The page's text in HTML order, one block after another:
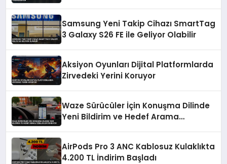
Samsung Yeni Takip Cihazı SmartTag
3 Galaxy S26 FE ile Geliyor Olabilir
Aksiyon Oyunları Dijital Platformlarda
Zirvedeki Yerini Koruyor
Waze Sürücüler İçin Konuşma Dilinde
Yeni Bildirim ve Hedef Arama
AirPods Pro 3 ANC Kablosuz Kulaklıkta
4.200 TL İndirim Başladı